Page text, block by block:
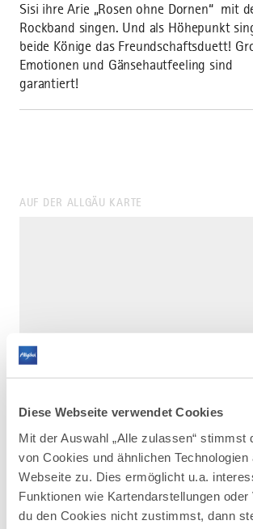
Diese Webseite verwendet Cookies
Mit der Auswahl „Alle zulassen“ stimmst
von Cookies und ähnlichen Technologien
Webseite zu. Dies ermöglicht u.a.
Funktionen wie Kartendarstellungen oder
du den Cookies nicht zustimmst, dann
Sisi ihre Arie „Rosen ohne Dornen“ mit
Rockband singen. Und als Höhepunkt
beide Könige das Freundschaftsduett!
Emotionen und Gänsehautfeeling sind
garantiert!
AUF DER ALLGÄU KARTE
DAZU PASSEND